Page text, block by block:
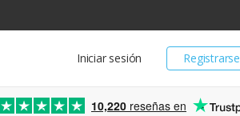
Registrarse
Iniciar sesión
10,220 reseñas en